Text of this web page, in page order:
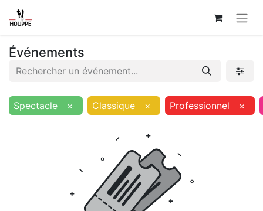
Événements
Spectacle × Classique × Professionnel ×